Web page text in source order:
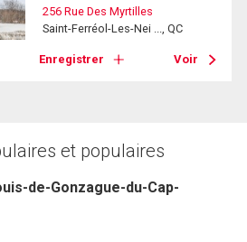
256 Rue Des Myrtilles
Saint-Ferréol-Les-Nei ..., QC
Enregistrer Voir
et populaires
de-Gonzague-du-Cap-